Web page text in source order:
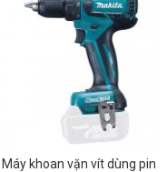
Máy khoan vặn vít dùng pin